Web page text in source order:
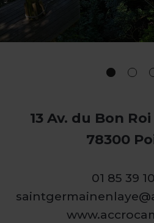
13 Av. du Bon
78300
01 85 39